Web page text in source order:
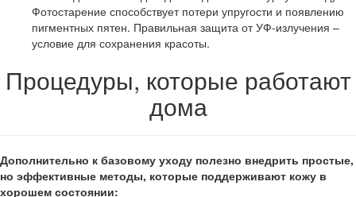
Фотостарение способствует потери упругости и появлению
пигментных пятен. Правильная защита от УФ-излучения –
условие для сохранения красоты.
Процедуры, которые работают
дома
Дополнительно к базовому уходу полезно внедрить простые,
но эффективные методы, которые поддерживают кожу в
хорошем состоянии: